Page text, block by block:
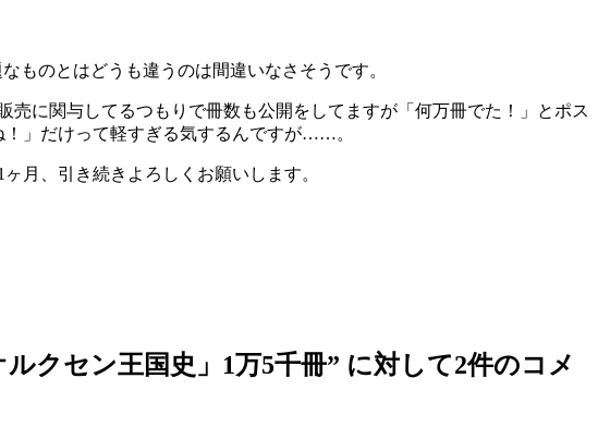
ものとはどうも違うのは間違いなさそうです。
に関与してるつもりで冊数も公開をしてますが「何万冊でた！」とポス
！」だけって軽すぎる気するんですが……。
月、引き続きよろしくお願いします。
クセン王国史」1万5千冊” に対して2件のコメ